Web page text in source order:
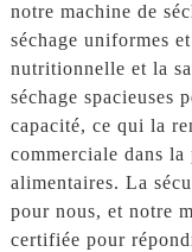
notre machine de
séchage uniformes
nutritionnelle et la
séchage spacieuses
capacité, ce qui la
commerciale dans
alimentaires. La
pour nous, et notre
certifiée pour